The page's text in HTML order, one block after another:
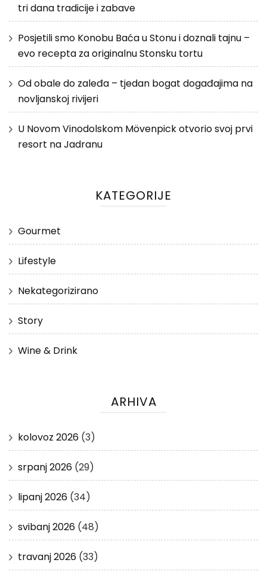
tri dana tradicije i zabave
Posjetili smo Konobu Baća u Stonu i doznali tajnu –
evo recepta za originalnu Stonsku tortu
Od obale do zaleđa – tjedan bogat događajima na
novljanskoj rivijeri
U Novom Vinodolskom Mövenpick otvorio svoj prvi
resort na Jadranu
KATEGORIJE
Gourmet
Lifestyle
Nekategorizirano
Story
Wine & Drink
ARHIVA
kolovoz 2026 (3)
srpanj 2026 (29)
lipanj 2026 (34)
svibanj 2026 (48)
travanj 2026 (33)